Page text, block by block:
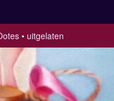
uitgelaten